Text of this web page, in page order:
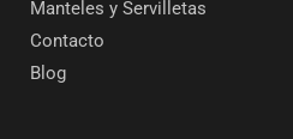
Manteles y Servilletas
Contacto
Blog